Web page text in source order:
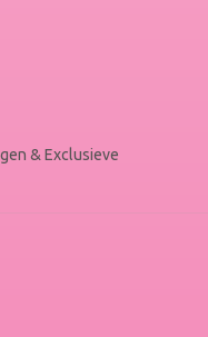
& Exclusieve